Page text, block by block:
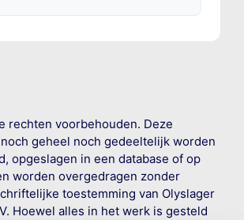
rechten voorbehouden. Deze
geheel noch gedeeltelijk worden
opgeslagen in een database of op
worden overgedragen zonder
toestemming van Olyslager
Hoewel alles in het werk is gesteld